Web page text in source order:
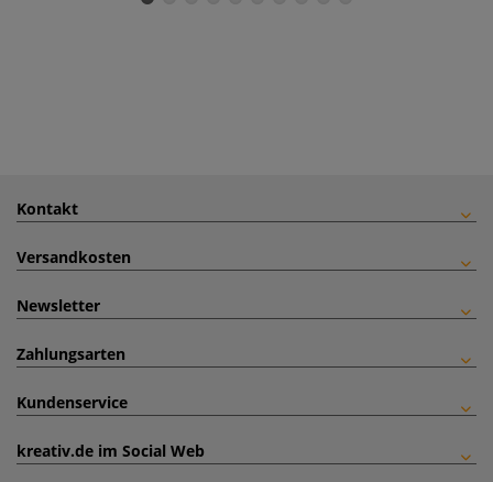
Kontakt
Versandkosten
Newsletter
Zahlungsarten
Kundenservice
kreativ.de im Social Web